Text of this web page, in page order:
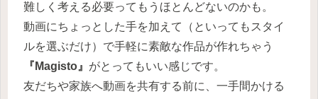
難しく考える必要ってもうほとんどないのかも。
動画にちょっとした手を加えて（といってもスタイ
ルを選ぶだけ）で手軽に素敵な作品が作れちゃう
『Magisto』 がとってもいい感じです。
友だちや家族へ動画を共有する前に、一手間かける